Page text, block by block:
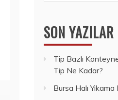
SON YAZILAR
Tip Bazlı
Tip Ne Kadar?
Bursa Halı Yıkama